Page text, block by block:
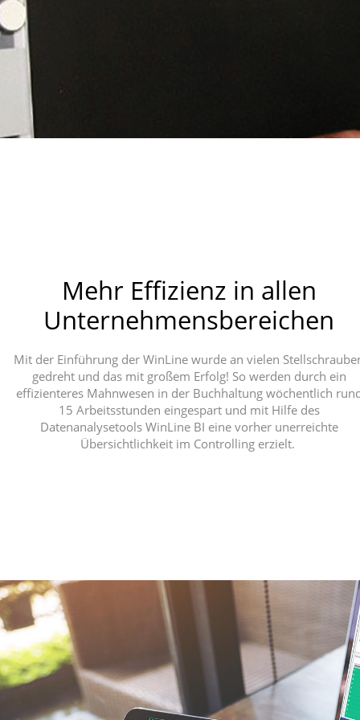
Mehr Effizienz in allen
Unternehmensbereichen
Mit der Einführung der WinLine wurde an vielen
gedreht und das mit großem Erfolg! So werden durch ein
effizienteres Mahnwesen in der Buchhaltung wöchentlich
15 Arbeitsstunden eingespart und mit Hilfe des
Datenanalysetools WinLine BI eine vorher unerreichte
Übersichtlichkeit im Controlling erzielt.